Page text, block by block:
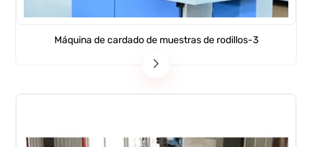
Máquina de cardado de muestras de rodillos-3